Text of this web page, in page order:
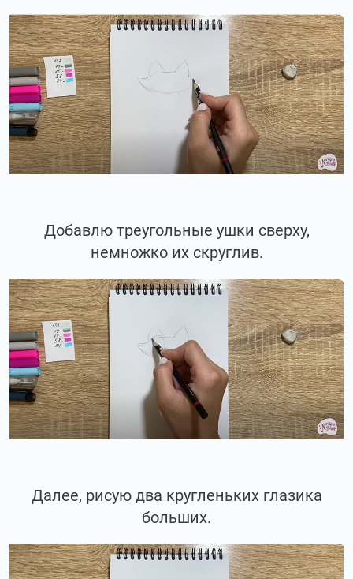
Добавлю треугольные ушки сверху,
немножко их скруглив.
Далее, рисую два кругленьких глазика
больших.